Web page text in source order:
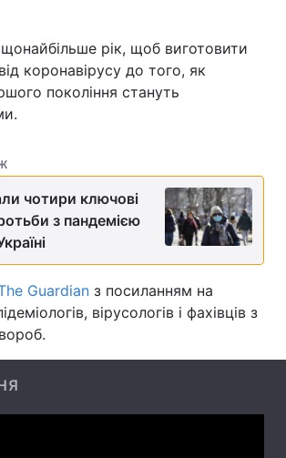
Політика
Інциденти
Туризм
Погода
рік, щоб виготовити
коронавірусу до того, як
покоління стануть
чотири ключові
з пандемією
Guardian з посиланням на
вірусологів і фахівців з